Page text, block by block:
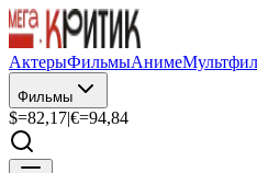
АктерыФильмыАниме
Фильмы
$=82,17|€=94,84